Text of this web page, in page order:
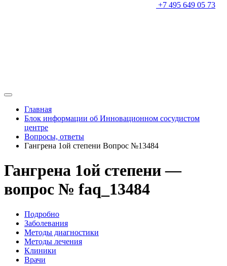
+7 495 649 05 73
Главная
Блок информации об Инновационном сосудистом
центре
Вопросы, ответы
Гангрена 1ой степени Вопрос №13484
Гангрена 1ой степени —
вопрос № faq_13484
Подробно
Заболевания
Методы диагностики
Методы лечения
Клиники
Врачи